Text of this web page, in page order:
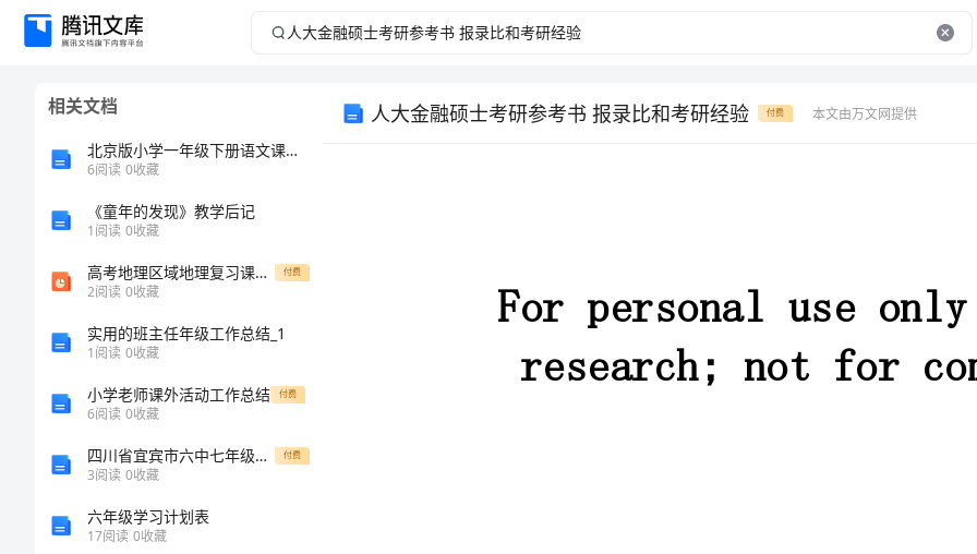
人
相关文档
北京版小学一年级下册语文课件：《小牛站起来了》
6阅读 0收藏
《童年的发现》教学后记
1阅读 0收藏
高考地理区域地理复习课件：第5讲 居民与聚落 世界的发展差异2.5.1 付费
2阅读 0收藏
实用的班主任年级工作总结_1
1阅读 0收藏
小学老师课外活动工作总结 付费
6阅读 0收藏
四川省宜宾市六中七年级下期语文能力提升一课三练试题及答案(第16课) 付费
3阅读 0收藏
六年级学习计划表
17阅读 0收藏
人大金融硕士考研参考书 报录比和考研经验 付费 本文由万文网提供